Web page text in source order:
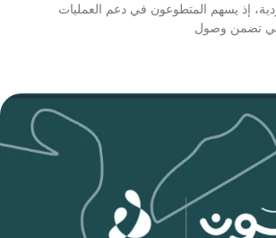
إذ يسهم المتطوعون في دعم العمليات
التي تضمن وصول